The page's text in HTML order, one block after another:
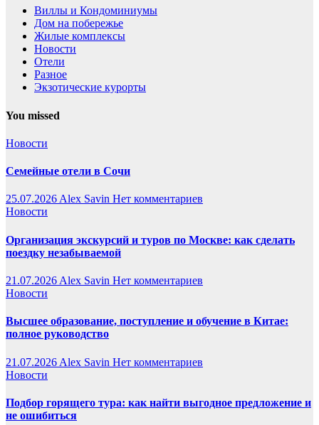
Виллы и Кондоминиумы
Дом на побережье
Жилые комплексы
Новости
Отели
Разное
Экзотические курорты
You missed
Новости
Семейные отели в Сочи
25.07.2026Alex Savin Нет комментариев
Новости
Организация экскурсий и туров по Москве: как сделать
поездку незабываемой
21.07.2026 Alex Savin Нет комментариев
Новости
Высшее образование, поступление и обучение в Китае:
полное руководство
21.07.2026 Alex Savin Нет комментариев
Новости
Подбор горящего тура: как найти выгодное предложение и
не ошибиться